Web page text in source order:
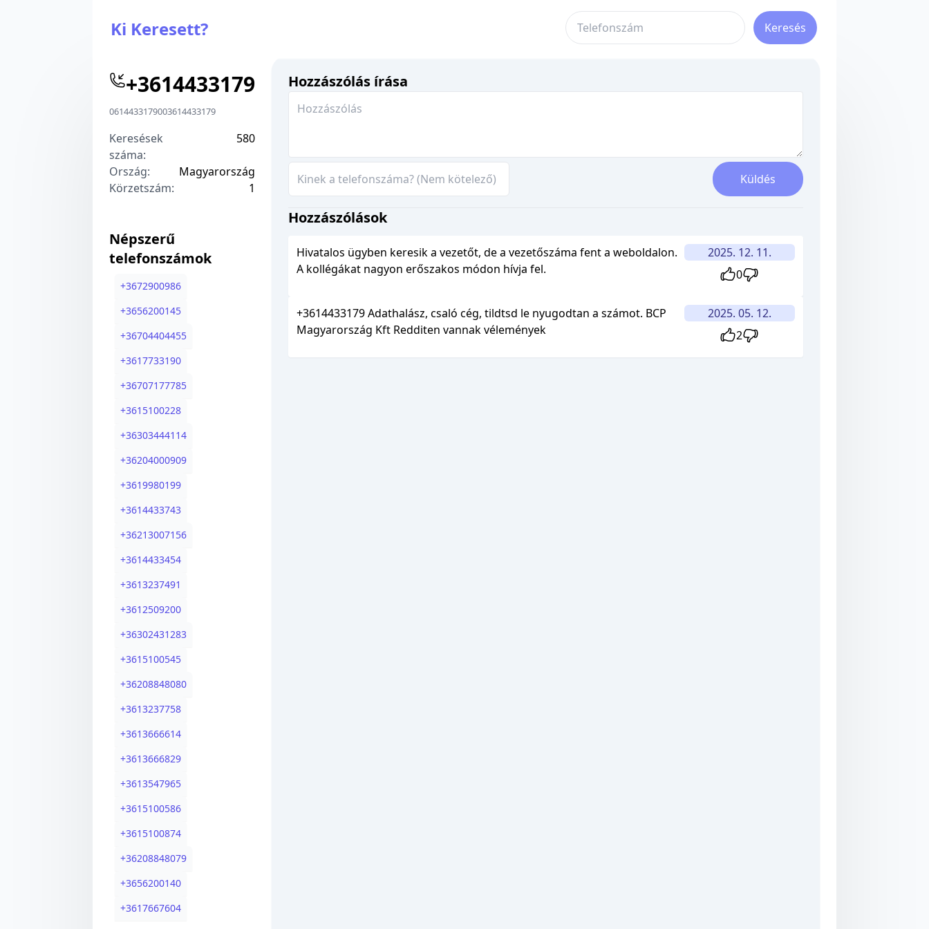
Ki Keresett? Keresés
+3614433179
0614433179003614433179
Keresések
száma:
580
Ország:
Magyarország
Körzetszám:
1
Népszerű
telefonszámok
+3672900986
+3656200145
+36704404455
+3617733190
+36707177785
+3615100228
+36303444114
+36204000909
+3619980199
+3614433743
+36213007156
+3614433454
+3613237491
+3612509200
+36302431283
+3615100545
+36208848080
+3613237758
+3613666614
+3613666829
+3613547965
+3615100586
+3615100874
+36208848079
+3656200140
+3617667604
Hozzászólás írása
Küldés
Hozzászólások
Hivatalos ügyben keresik a vezetőt, de a vezetőszáma fent a weboldalon.
A kollégákat nagyon erőszakos módon hívja fel.
0
2025. 12. 11.
+3614433179 Adathalász, csaló cég, tildtsd le nyugodtan a számot. BCP
Magyarország Kft Redditen vannak vélemények
2
2025. 05. 12.